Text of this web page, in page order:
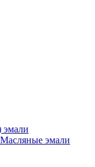
эмали
эмали